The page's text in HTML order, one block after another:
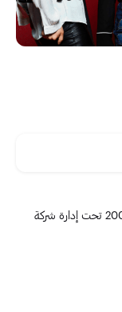
هي فرقة موسيقية من كوريا الجنوبية، تشكلت عام 2009 تحت إدارة شركة